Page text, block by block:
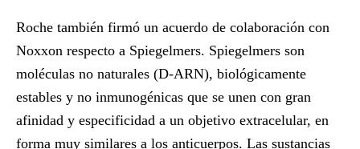
Roche también firmó un acuerdo de colaboración con
Noxxon respecto a Spiegelmers. Spiegelmers son
moléculas no naturales (D-ARN), biológicamente
estables y no inmunogénicas que se unen con gran
afinidad y especificidad a un objetivo extracelular, en
forma muy similares a los anticuerpos. Las sustancias